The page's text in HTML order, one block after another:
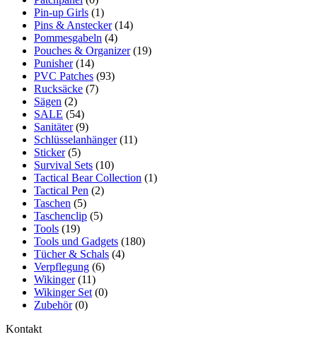
Pin-up Girls (1)
Pins & Anstecker (14)
Pommesgabeln (4)
Pouches & Organizer (19)
Punisher (14)
PVC Patches (93)
Rucksäcke (7)
Sägen (2)
SALE (54)
Sanitäter (9)
Schlüsselanhänger (11)
Sticker (5)
Survival Sets (10)
Tactical Bear Collection (1)
Tactical Pen (2)
Taschen (5)
Taschenclip (5)
Tools (19)
Tools und Gadgets (180)
Tücher & Schals (4)
Verpflegung (6)
Wikinger (11)
Wikinger Set (0)
Zubehör (0)
Kontakt